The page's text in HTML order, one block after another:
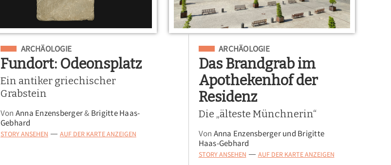
Eingeordnet unter
ARCHÄOLOGIE
Fundort: Odeonsplatz
Ein antiker griechischer
Grabstein
Von Anna Enzensberger& Brigitte Haas-
Gebhard
STORY ANSEHEN — AUF DER KARTE ANZEIGEN
Eingeordnet unter
ARCHÄOLOGIE
Das Brandgrab im
Apothekenhof der
Residenz
Die „älteste Münchnerin“
Von Anna Enzensberger und Brigitte
Haas-Gebhard
STORY ANSEHEN — AUF DER KARTE ANZEIGEN